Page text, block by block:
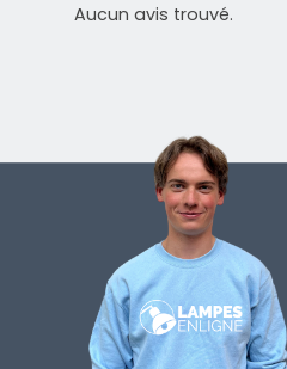
Aucun avis trouvé.